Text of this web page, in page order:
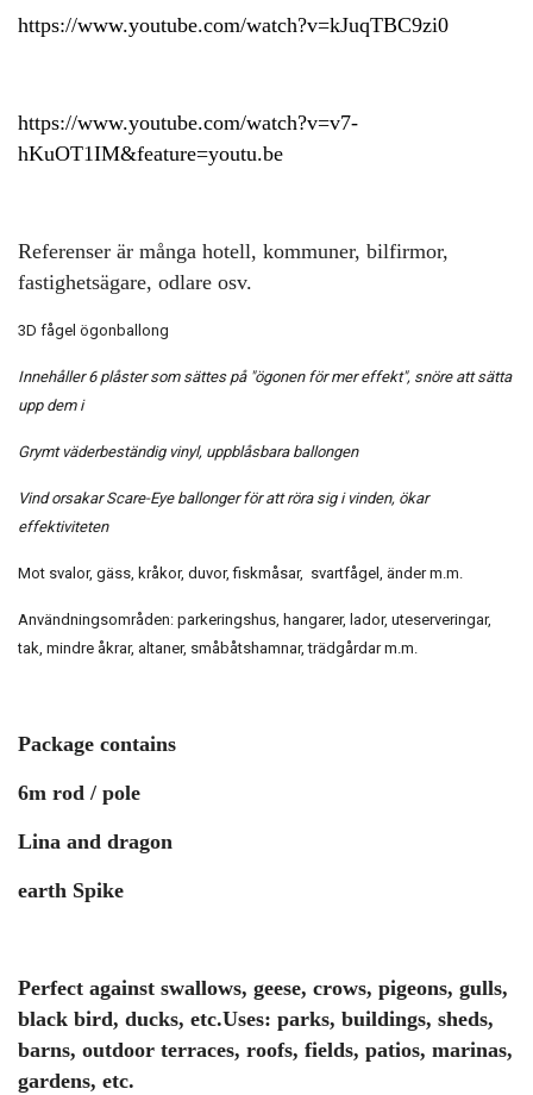
https://www.youtube.com/watch?v=kJuqTBC9zi0
https://www.youtube.com/watch?v=v7-
hKuOT1IM&feature=youtu.be
Referenser är många hotell, kommuner, bilfirmor,
fastighetsägare, odlare osv.
3D fågel ögonballong
Innehåller 6 plåster som sättes på "ögonen för mer effekt", snöre att sätta
upp dem i
Grymt väderbeständig vinyl, uppblåsbara ballongen
Vind orsakar Scare-Eye ballonger för att röra sig i vinden, ökar
effektiviteten
Mot svalor, gäss, kråkor, duvor, fiskmåsar, svartfågel, änder m.m.
Användningsområden: parkeringshus, hangarer, lador, uteserveringar,
tak, mindre åkrar, altaner, småbåtshamnar, trädgårdar m.m.
Package contains
6m rod / pole
Lina and dragon
earth Spike
Perfect against swallows, geese, crows, pigeons, gulls,
black bird, ducks, etc.Uses: parks, buildings, sheds,
barns, outdoor terraces, roofs, fields, patios, marinas,
gardens, etc.